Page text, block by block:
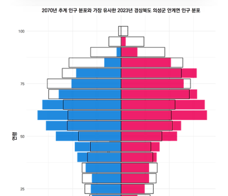
용했다면, 이번에는 python에서 그려보려고 한다. OD 시각화 1 : 여러
는 OD 데이터다. Origin-Destination 데이터는 지도 위의 두 지점을
선으로 이어야 한다. 노드와 링크가 있는 추상공간 위의 네트워크 시각
러가지 사례를 들어 OD 시각화에서 고민했던 점들을 썼다면, 이번에는
전국 인구 순이동 시각화를 조작해보면서 설명해보겠다...